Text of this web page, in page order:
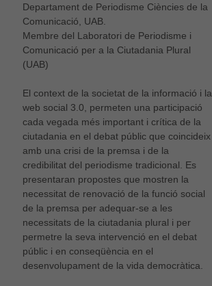
Departament de Periodisme Ciències de la
Comunicació, UAB.
Membre del Laboratori de Periodisme i
Comunicació per a la Ciutadania Plural
(UAB)
El context de la societat de la informació i la
web social 3.0, permeten una participació
cada vegada més important i crítica de la
ciutadania en el debat públic que coincideix
amb una crisi de la premsa i de la
credibilitat del periodisme tradicional. Es
presentaran propostes que mostren la
necessitat de renovació de la funció social
de la premsa per adequar-se a les
necessitats de la ciutadania plural i per
permetre la seva intervenció en el debat
públic i en conseqüència en el
desenvolupament de la vida democràtica.